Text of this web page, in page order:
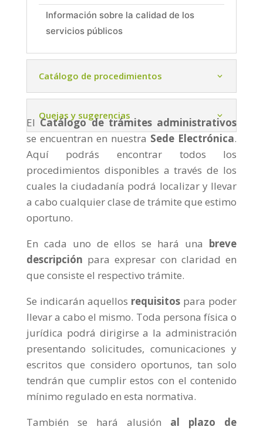
Información sobre la calidad de los
servicios públicos
Catálogo de procedimientos
Quejas y sugerencias
ElCatálogo de trámites administrativos
se encuentran en nuestra Sede Electrónica.
Aquí podrás encontrar todos los
procedimientos disponibles a través de los
cuales la ciudadanía podrá localizar y llevar
a cabo cualquier clase de trámite que estimo
oportuno.
En cada uno de ellos se hará una breve
descripción para expresar con claridad en
que consiste el respectivo trámite.
Se indicarán aquellos requisitos para poder
llevar a cabo el mismo. Toda persona física o
jurídica podrá dirigirse a la administración
presentando solicitudes, comunicaciones y
escritos que considero oportunos, tan solo
tendrán que cumplir estos con el contenido
mínimo regulado en esta normativa.
También se hará alusión
al plazo de